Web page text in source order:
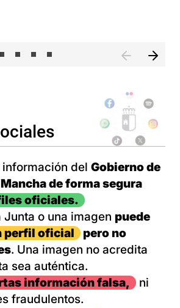
del Gobierno de
de forma segura
oficiales.
Junta o una imagen puede
perfil oficial
pero no
. Una imagen no acredita
sea auténtica.
información falsa,
ni
fraudulentos.